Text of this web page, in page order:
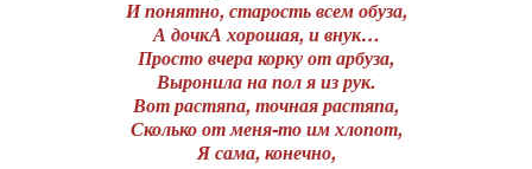
И понятно, старость всем обуза,
А дочкА хорошая, и внук…
Просто вчера корку от арбуза,
Выронила на пол я из рук.
Вот растяпа, точная растяпа,
Сколько от меня-то им хлопот,
Я сама, конечно,